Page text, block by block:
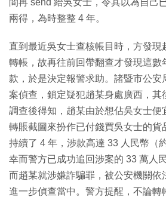
兩得，為時整整 4 年。
直到最近吳女士查核帳目時，方發現
轉帳，故再往前回帶翻查才發現這數
款，於是決定報警求助。諸暨市公安
案偵查，鎖定疑犯趙某身處廣西，其
調查後得知，趙某由於想佔吳女士便
轉賬截圖來扮作已付錢買吳女士的貨
持續了 4 年，涉款高達 33 人民幣（
幸而警方已成功追回涉案的 33 萬人
而趙某就涉嫌詐騙罪，被公安機關依
進一步偵查當中。警方提醒，不論轉